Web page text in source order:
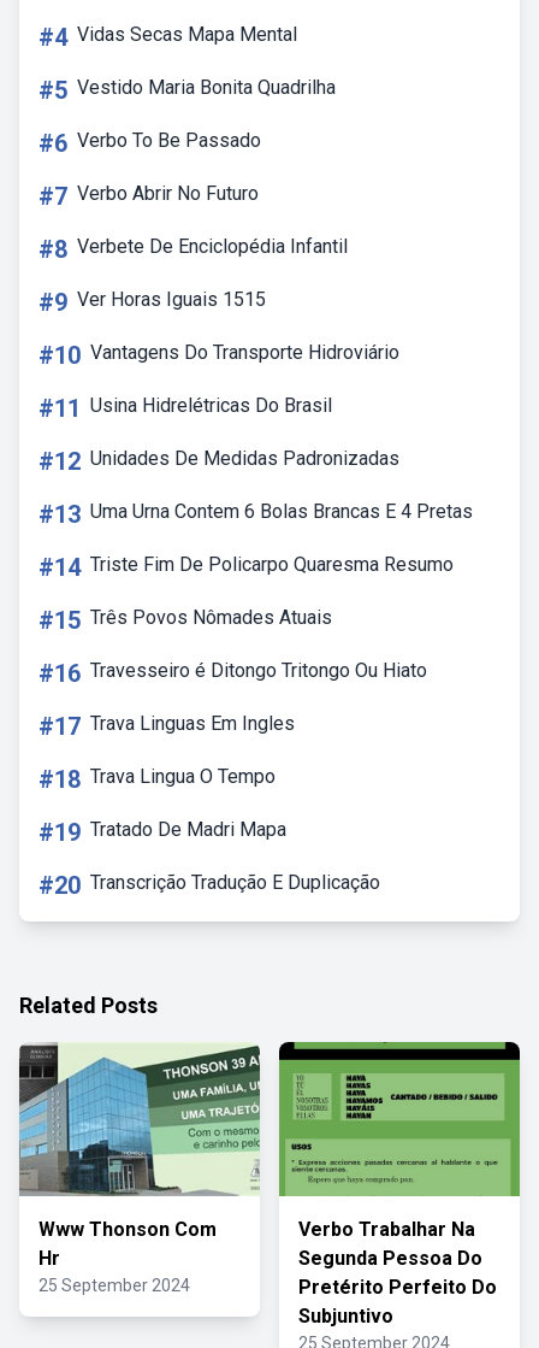
#4 Vidas Secas Mapa Mental
#5 Vestido Maria Bonita Quadrilha
#6 Verbo To Be Passado
#7 Verbo Abrir No Futuro
#8 Verbete De Enciclopédia Infantil
#9 Ver Horas Iguais 1515
#10 Vantagens Do Transporte Hidroviário
#11 Usina Hidrelétricas Do Brasil
#12 Unidades De Medidas Padronizadas
#13 Uma Urna Contem 6 Bolas Brancas E 4 Pretas
#14 Triste Fim De Policarpo Quaresma Resumo
#15 Três Povos Nômades Atuais
#16 Travesseiro é Ditongo Tritongo Ou Hiato
#17 Trava Linguas Em Ingles
#18 Trava Lingua O Tempo
#19 Tratado De Madri Mapa
#20 Transcrição Tradução E Duplicação
Related Posts
Www Thonson Com
Hr
25 September 2024
Verbo Trabalhar Na
Segunda Pessoa Do
Pretérito Perfeito Do
Subjuntivo
25 September 2024